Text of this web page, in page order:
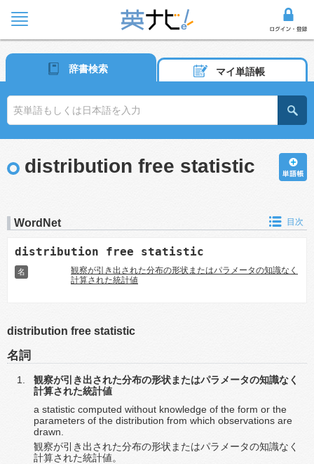
辞書検索 マイ単語帳
distribution free statistic
WordNet 目次
distribution free statistic
名
観察が引き出された分布の形状またはパラメータの知識なく
計算された統計値
distribution free statistic
名詞
観察が引き出された分布の形状またはパラメータの知識なく
計算された統計値
a statistic computed without knowledge of the form or the
parameters of the distribution from which observations are
drawn.
観察が引き出された分布の形状またはパラメータの知識なく
計算された統計値。